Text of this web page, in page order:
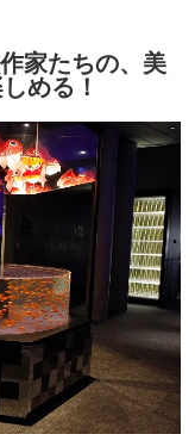
家たちの、美
める！